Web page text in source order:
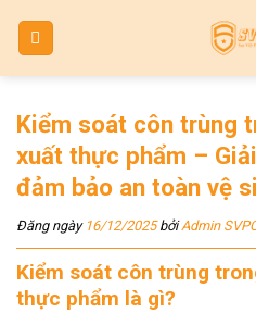
Kiểm soát côn trùng
xuất thực phẩm –
đảm bảo an toàn vệ
Đăng ngày 16/12/2025bởiAdmin
Kiểm soát côn trùng
thực phẩm là gì?